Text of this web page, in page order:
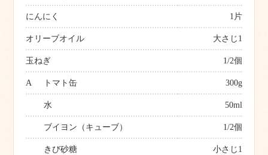
にんにく 1片
オリーブオイル 大さじ1
玉ねぎ 1/2個
A トマト缶 300g
水 50ml
ブイヨン（キューブ） 1/2個
きび砂糖 小さじ1